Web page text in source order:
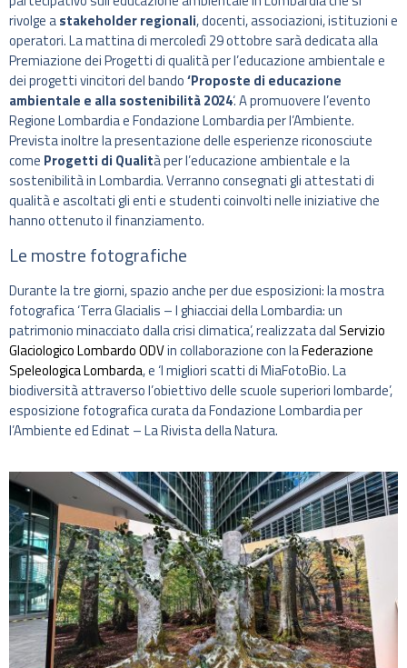
rivolge astakeholder regionali, docenti, associazioni, istituzioni e
operatori. La mattina di mercoledì 29 ottobre sarà dedicata alla
Premiazione dei Progetti di qualità per l’educazione ambientale e
dei progetti vincitori del bando‘Proposte di educazione
ambientale e alla sostenibilità 2024‘. A promuovere l’evento
Regione Lombardia e Fondazione Lombardia per l’Ambiente.
Prevista inoltre la presentazione delle esperienze riconosciute
come Progetti di Qualità per l’educazione ambientale e la
sostenibilità in Lombardia. Verranno consegnati gli attestati di
qualità e ascoltati gli enti e studenti coinvolti nelle iniziative che
hanno ottenuto il finanziamento.
Le mostre fotografiche
Durante la tre giorni, spazio anche per due esposizioni: la mostra
fotografica ‘Terra Glacialis – I ghiacciai della Lombardia: un
patrimonio minacciato dalla crisi climatica’, realizzata dalServizio
Glaciologico Lombardo ODVin collaborazione con laFederazione
Speleologica Lombarda, e ‘I migliori scatti di MiaFotoBio. La
biodiversità attraverso l’obiettivo delle scuole superiori lombarde’,
esposizione fotografica curata da Fondazione Lombardia per
l’Ambiente ed Edinat – La Rivista della Natura.